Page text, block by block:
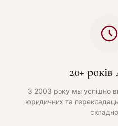
20+ років
З 2003 року мы успішно
юридичних та